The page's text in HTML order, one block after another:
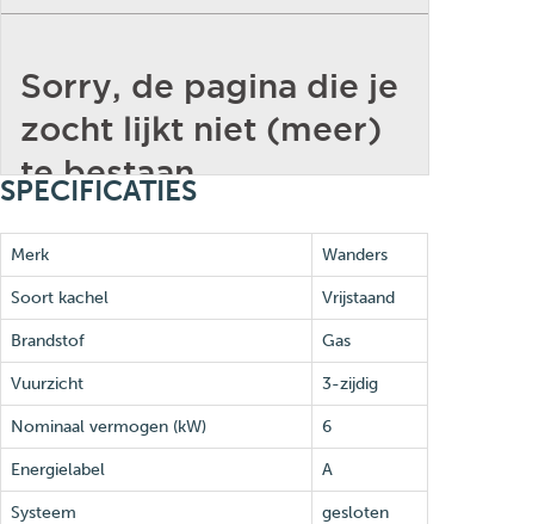
SPECIFICATIES
Merk Wanders
Soort kachel Vrijstaand
Brandstof Gas
Vuurzicht 3-zijdig
Nominaal vermogen (kW) 6
Energielabel A
Systeem gesloten